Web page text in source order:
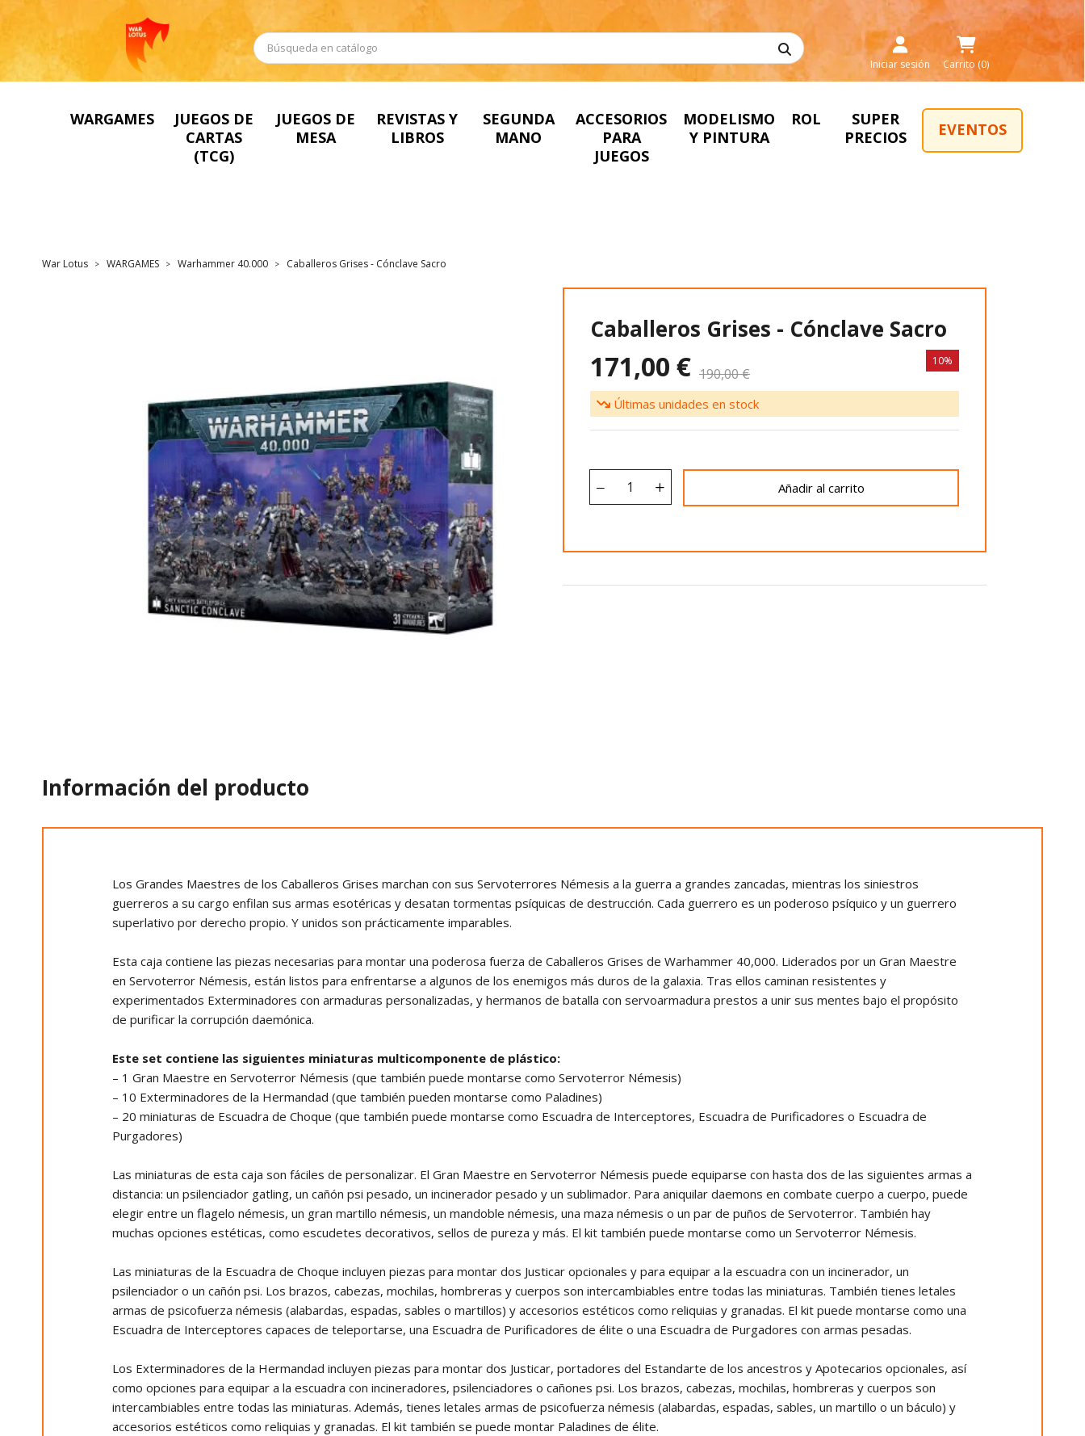
Iniciar sesión Carrito (0)
WARGAMES
JUEGOS DE
CARTAS
(TCG)
JUEGOS DE
MESA
REVISTAS Y
LIBROS
SEGUNDA
MANO
ACCESORIOS
PARA
JUEGOS
MODELISMO
Y PINTURA
ROL
SUPER
PRECIOS
EVENTOS
War Lotus WARGAMES Warhammer 40.000 Caballeros Grises - Cónclave Sacro
Caballeros Grises - Cónclave Sacro
171,00 € 190,00 €
10%
Últimas unidades en stock
Añadir al carrito
Información del producto
Los Grandes Maestres de los Caballeros Grises marchan con sus Servoterrores Némesis a la guerra a grandes zancadas, mientras los siniestros
guerreros a su cargo enfilan sus armas esotéricas y desatan tormentas psíquicas de destrucción. Cada guerrero es un poderoso psíquico y un guerrero
superlativo por derecho propio. Y unidos son prácticamente imparables.
Esta caja contiene las piezas necesarias para montar una poderosa fuerza de Caballeros Grises de Warhammer 40,000. Liderados por un Gran Maestre
en Servoterror Némesis, están listos para enfrentarse a algunos de los enemigos más duros de la galaxia. Tras ellos caminan resistentes y
experimentados Exterminadores con armaduras personalizadas, y hermanos de batalla con servoarmadura prestos a unir sus mentes bajo el propósito
de purificar la corrupción daemónica.
Este set contiene las siguientes miniaturas multicomponente de plástico:
– 1 Gran Maestre en Servoterror Némesis (que también puede montarse como Servoterror Némesis)
– 10 Exterminadores de la Hermandad (que también pueden montarse como Paladines)
– 20 miniaturas de Escuadra de Choque (que también puede montarse como Escuadra de Interceptores, Escuadra de Purificadores o Escuadra de
Purgadores)
Las miniaturas de esta caja son fáciles de personalizar. El Gran Maestre en Servoterror Némesis puede equiparse con hasta dos de las siguientes armas a
distancia: un psilenciador gatling, un cañón psi pesado, un incinerador pesado y un sublimador. Para aniquilar daemons en combate cuerpo a cuerpo, puede
elegir entre un flagelo némesis, un gran martillo némesis, un mandoble némesis, una maza némesis o un par de puños de Servoterror. También hay
muchas opciones estéticas, como escudetes decorativos, sellos de pureza y más. El kit también puede montarse como un Servoterror Némesis.
Las miniaturas de la Escuadra de Choque incluyen piezas para montar dos Justicar opcionales y para equipar a la escuadra con un incinerador, un
psilenciador o un cañón psi. Los brazos, cabezas, mochilas, hombreras y cuerpos son intercambiables entre todas las miniaturas. También tienes letales
armas de psicofuerza némesis (alabardas, espadas, sables o martillos) y accesorios estéticos como reliquias y granadas. El kit puede montarse como una
Escuadra de Interceptores capaces de teleportarse, una Escuadra de Purificadores de élite o una Escuadra de Purgadores con armas pesadas.
Los Exterminadores de la Hermandad incluyen piezas para montar dos Justicar, portadores del Estandarte de los ancestros y Apotecarios opcionales, así
como opciones para equipar a la escuadra con incineradores, psilenciadores o cañones psi. Los brazos, cabezas, mochilas, hombreras y cuerpos son
intercambiables entre todas las miniaturas. Además, tienes letales armas de psicofuerza némesis (alabardas, espadas, sables, un martillo o un báculo) y
accesorios estéticos como reliquias y granadas. El kit también se puede montar Paladines de élite.